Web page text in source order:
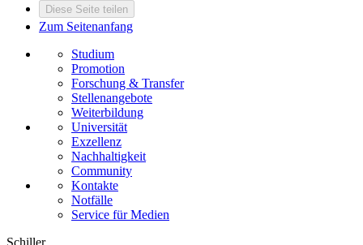
Diese Seite teilen
Zum Seitenanfang
Studium
Promotion
Forschung & Transfer
Stellenangebote
Weiterbildung
Universität
Exzellenz
Nachhaltigkeit
Community
Kontakte
Notfälle
Service für Medien
Schiller